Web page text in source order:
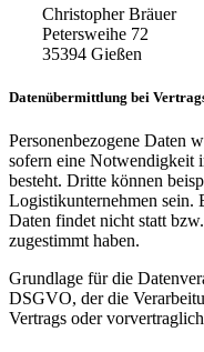
Christopher Bräuer
Petersweihe 72
35394 Gießen
Datenübermittlung bei
Personenbezogene Daten
sofern eine Notwendigkeit
besteht. Dritte können
Logistikunternehmen sein.
Daten findet nicht statt
zugestimmt haben.
Grundlage für die
DSGVO, der die
Vertrags oder